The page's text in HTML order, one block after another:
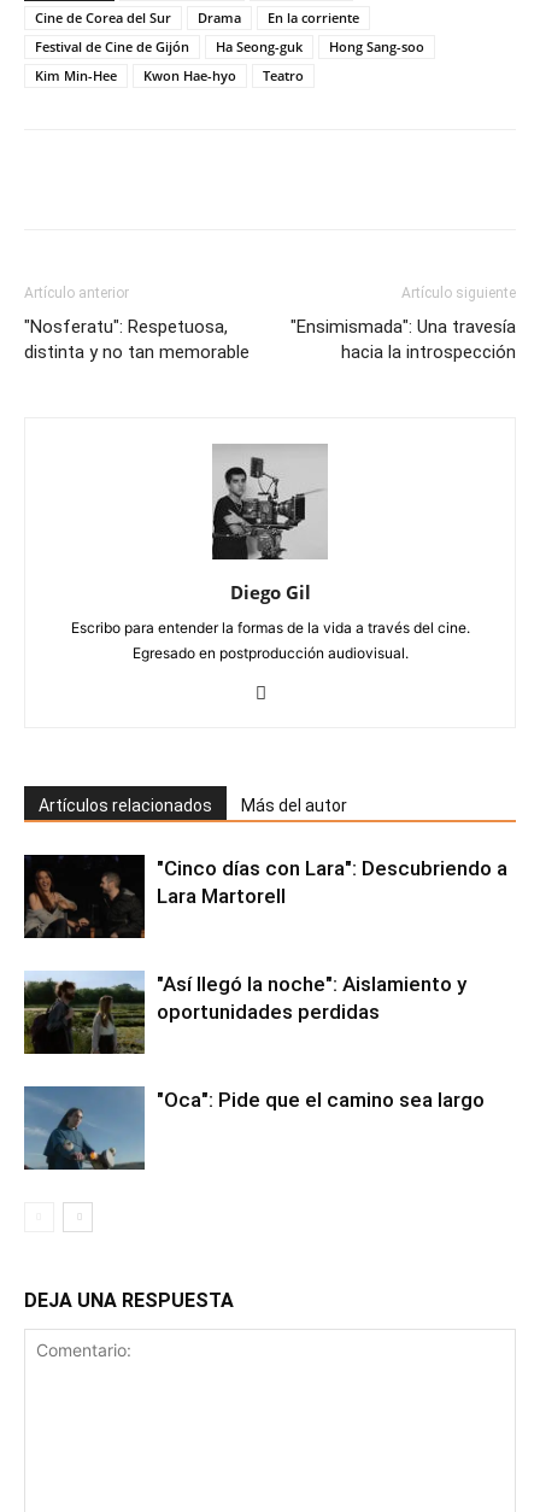
Cine de Corea del Sur
Drama
En la corriente
Festival de Cine de Gijón
Ha Seong-guk
Hong Sang-soo
Kim Min-Hee
Kwon Hae-hyo Teatro
Artículo anterior
"Nosferatu": Respetuosa,
distinta y no tan memorable
Artículo siguiente
"Ensimismada": Una travesía
hacia la introspección
Diego Gil
Escribo para entender la formas de la vida a través del cine.
Egresado en postproducción audiovisual.
Artículos relacionados Más del autor
"Cinco días con Lara": Descubriendo a
Lara Martorell
"Así llegó la noche": Aislamiento y
oportunidades perdidas
"Oca": Pide que el camino sea largo
DEJA UNA RESPUESTA